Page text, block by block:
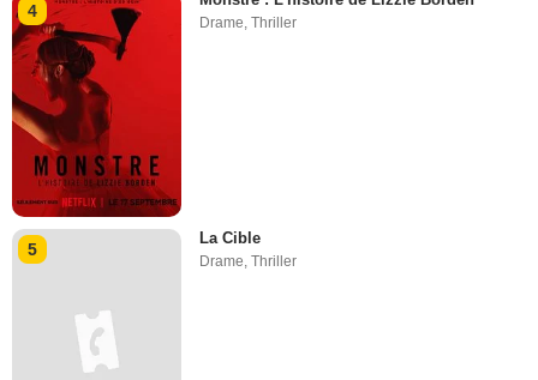
4
Drame,Thriller
5
La Cible
Drame ,Thriller